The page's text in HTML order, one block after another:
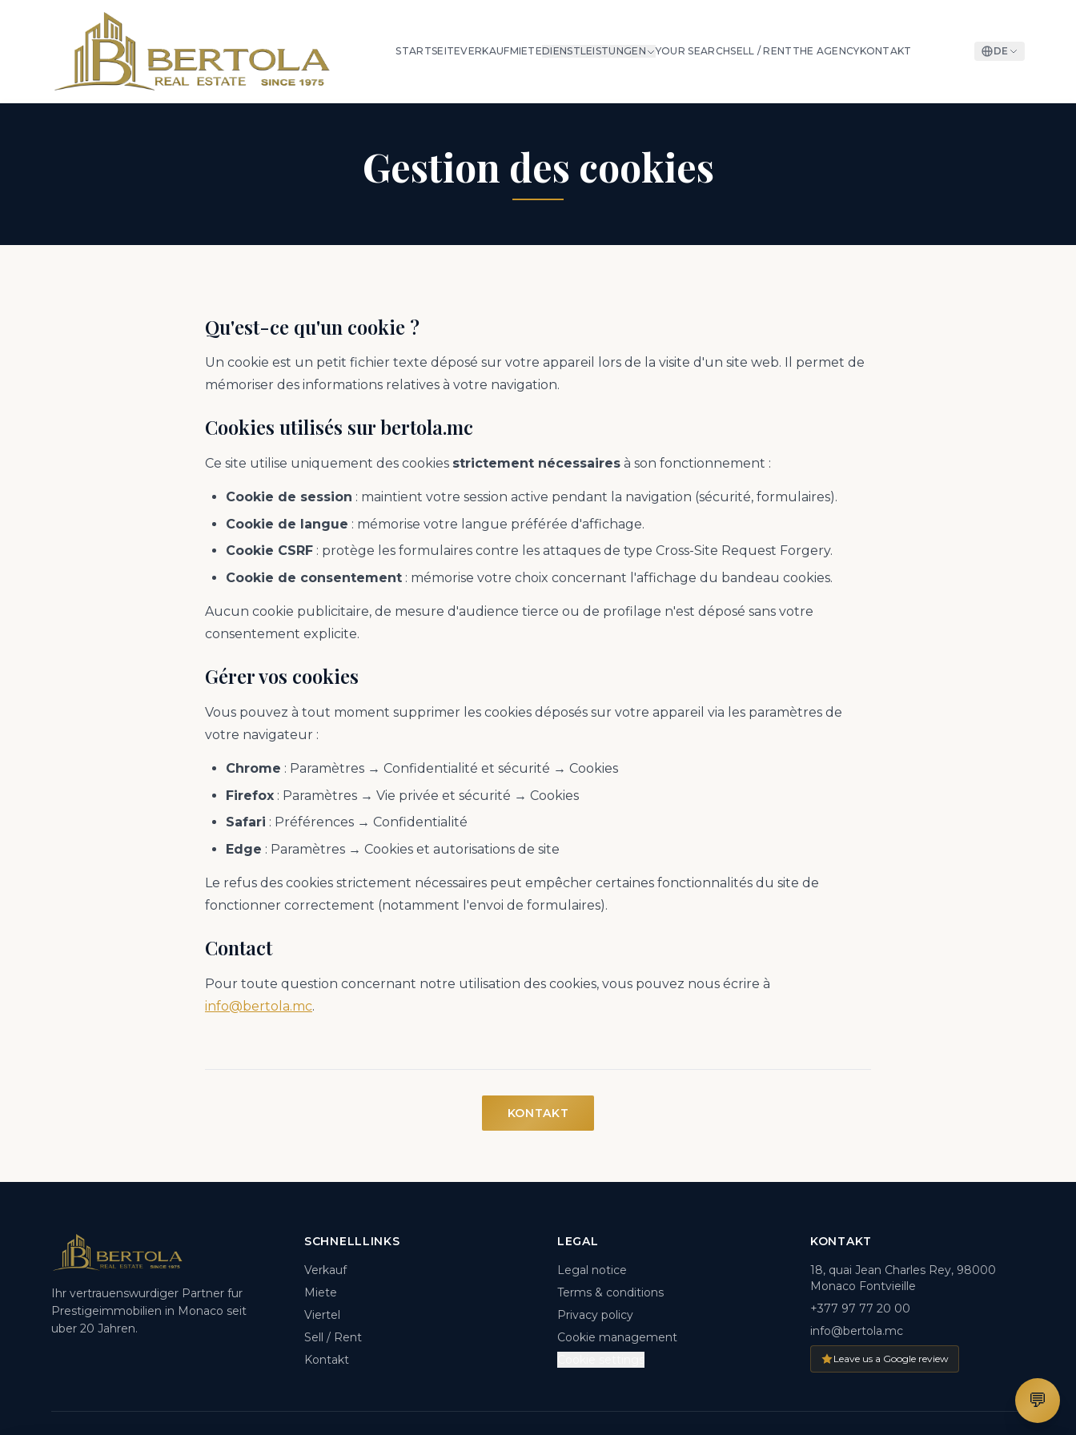
STARTSEITEVERKAUFMIETEDIENSTLEISTUNGEN YOUR SEARCHSELL / RENT THE AGENCYKONTAKT DE
Gestion des cookies
Qu'est-ce qu'un cookie ?
Un cookie est un petit fichier texte déposé sur votre appareil lors de la visite d'un site web. Il permet de
mémoriser des informations relatives à votre navigation.
Cookies utilisés sur bertola.mc
Ce site utilise uniquement des cookies strictement nécessaires à son fonctionnement :
Cookie de session : maintient votre session active pendant la navigation (sécurité, formulaires).
Cookie de langue : mémorise votre langue préférée d'affichage.
Cookie CSRF: protège les formulaires contre les attaques de type Cross-Site Request Forgery.
Cookie de consentement: mémorise votre choix concernant l'affichage du bandeau cookies.
Aucun cookie publicitaire, de mesure d'audience tierce ou de profilage n'est déposé sans votre
consentement explicite.
Gérer vos cookies
Vous pouvez à tout moment supprimer les cookies déposés sur votre appareil via les paramètres de
votre navigateur :
Chrome : Paramètres → Confidentialité et sécurité → Cookies
Firefox: Paramètres → Vie privée et sécurité → Cookies
Safari : Préférences → Confidentialité
Edge : Paramètres → Cookies et autorisations de site
Le refus des cookies strictement nécessaires peut empêcher certaines fonctionnalités du site de
fonctionner correctement (notamment l'envoi de formulaires).
Contact
Pour toute question concernant notre utilisation des cookies, vous pouvez nous écrire à
info@bertola.mc.
KONTAKT
Ihr vertrauenswurdiger Partner fur
Prestigeimmobilien in Monaco seit
uber 20 Jahren.
SCHNELLLINKS
Verkauf
Miete
Viertel
Sell / Rent
Kontakt
LEGAL
Legal notice
Terms & conditions
Privacy policy
Cookie management
KONTAKT
18, quai Jean Charles Rey, 98000
Monaco Fontvieille
+377 97 77 20 00
info@bertola.mc
Leave us a Google review
💬